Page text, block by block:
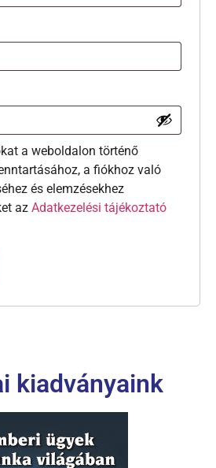
a weboldalon történő
a fiókhoz való
és elemzésekhez
az Adatkezelési tájékoztató
kiadványaink